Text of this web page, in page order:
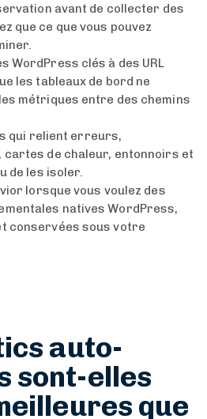
avant de collecter des
que ce que vous pouvez
WordPress clés à des URL
les tableaux de bord ne
métriques entre des chemins
qui relient erreurs,
de chaleur, entonnoirs et
de les isoler.
lorsque vous voulez des
natives WordPress,
conservées sous votre
auto-
sont-elles
que